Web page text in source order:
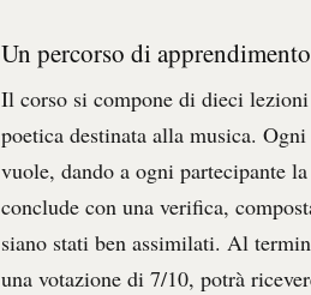
Un percorso di
Il corso si compone di dieci
poetica destinata alla musica.
vuole, dando a ogni partecipante
conclude con una verifica,
siano stati ben assimilati. Al
una votazione di 7/10, potrà